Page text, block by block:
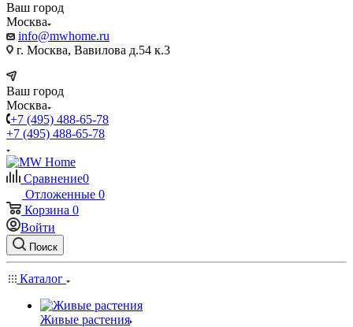
Ваш город
Москва
info@mwhome.ru
г. Москва, Вавилова д.54 к.3
Ваш город
Москва
+7 (495) 488-65-78
+7 (495) 488-65-78
Сравнение0
Отложенные 0
Корзина 0
Войти
Поиск
Каталог
Живые растения